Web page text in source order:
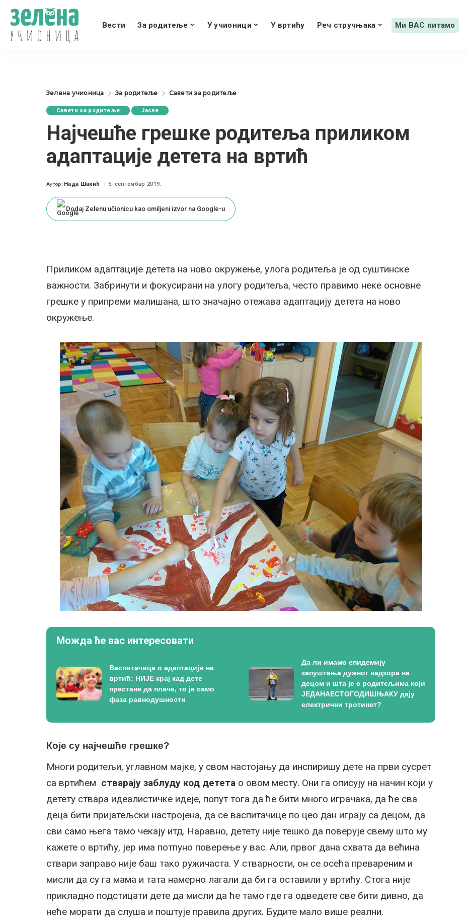
Вести За родитеље У учионици У вртићу Реч стручњака Ми ВАС питамо
Зелена учионица За родитеље Савети за родитеље
Савети за родитеље Јасле
Најчешће грешке родитеља приликом
адаптације детета на вртић
Posted
Аутор: Нада Шакић 5. септембар 2019.
Dodaj Zelenu učionicu kao omiljeni izvor na Google-u
Приликом адаптације детета на ново окружење, улога родитеља је од суштинске
важности. Забринути и фокусирани на улогу родитеља, често правимо неке основне
грешке у припреми малишана, што значајно отежава адаптацију детета на ново
окружење.
Можда ће вас интересовати
Васпитачица о адаптацији на
вртић: НИЈЕ крај кад дете
престане да плаче, то је само
фаза равнодушности
Да ли имамо епидемију
запуштања дужног надзора на
децом и шта је с родитељима који
ЈЕДАНАЕСТОГОДИШЊАКУ дају
електрични тротинет?
Које су најчешће грешке?
Многи родитељи, углавном мајке, у свом настојању да инспиришу дете на први сусрет
са вртићем стварају заблуду код детета о овом месту. Они га описују на начин који у
детету ствара идеалистичке идеје, попут тога да ће бити много играчака, да ће сва
деца бити пријатељски настројена, да се васпитачице по цео дан играју са децом, да
сви само њега тамо чекају итд. Наравно, детету није тешко да поверује свему што му
кажете о вртићу, јер има потпуно поверење у вас. Али, првог дана схвата да већина
ствари заправо није баш тако ружичаста. У стварности, он се осећа превареним и
мисли да су га мама и тата намерно лагали да би га оставили у вртићу. Стога није
прикладно подстицати дете да мисли да ће тамо где га одведете све бити дивно, да
неће морати да слуша и поштује правила других. Будите мало више реални.